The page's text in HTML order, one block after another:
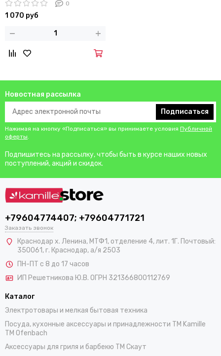
0
1 070 руб
Новостная рассылка
Подписаться
Нажимая на кнопку «Подписаться» вы принимаете условия Публичной
оферты.
Подпишитесь на рассылку, чтобы быть в курсе наших новых
поступлений, акций и скидок.
+79604774407; +79604771721
Заказать звонок
Краснодар х. Ленина, МТФ1, отделение 4, лит. 1Г. Почтовый:
350061, г. Краснодар, а/я 2503
ПН-ПТ с 8 до 17 часов
ИП Решетникова Ю.В. ОГРН 321366800112769
Каталог
Электротовары и мелкая бытовая техника
Посуда, кухонные аксессуары и принадлежности TM Kamille
TM Ofenbach
Аксессуары для гриля и барбекю TM Скаут